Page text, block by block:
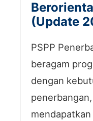
(Update
PSPP
beragam
dengan